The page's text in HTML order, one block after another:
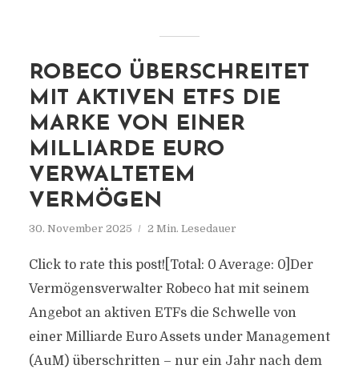
ROBECO ÜBERSCHREITET
MIT AKTIVEN ETFS DIE
MARKE VON EINER
MILLIARDE EURO
VERWALTETEM
VERMÖGEN
30. November 2025 2 Min. Lesedauer
Click to rate this post![Total: 0 Average: 0]Der
Vermögensverwalter Robeco hat mit seinem
Angebot an aktiven ETFs die Schwelle von
einer Milliarde Euro Assets under Management
(AuM) überschritten – nur ein Jahr nach dem